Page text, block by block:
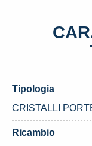
Tipologia
CRISTALLI
Ricambio